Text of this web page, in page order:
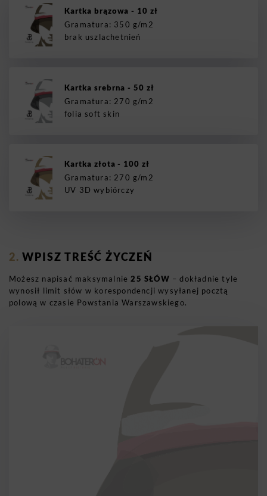
Kartka brązowa - 10 zł
Gramatura: 350 g/m2
brak uszlachetnień
Kartka srebrna - 50 zł
Gramatura: 270 g/m2
folia soft skin
Kartka złota - 100 zł
Gramatura: 270 g/m2
UV 3D wybiórczy
WPISZ TREŚĆ ŻYCZEŃ
Możesz napisać maksymalnie25 SŁÓW – dokładnie tyle
wynosił limit słów w korespondencji wysyłanej pocztą
polową w czasie Powstania Warszawskiego.